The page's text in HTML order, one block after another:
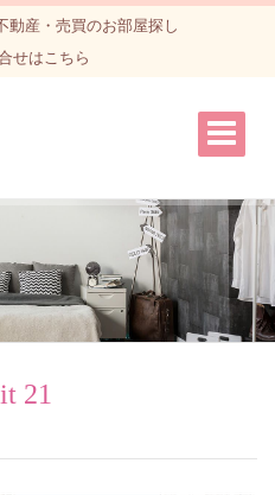
動産・売買のお部屋探し
せはこちら
21